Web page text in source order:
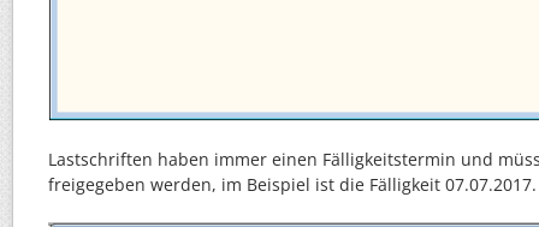
Lastschriften haben immer einen Fälligkeitstermin und
freigegeben werden, im Beispiel ist die Fälligkeit 07.07.2017.